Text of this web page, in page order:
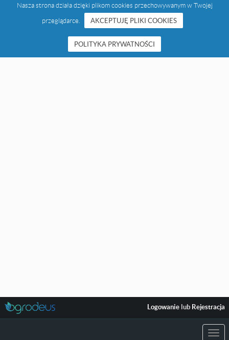
Nasza strona działa dzięki plikom cookies przechowywanym w Twojej
przeglądarce.
AKCEPTUJĘ PLIKI COOKIES
POLITYKA PRYWATNOŚCI
Logowanie lub Rejestracja